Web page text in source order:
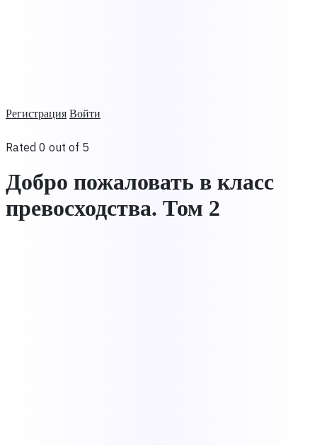
Регистрация Войти
Rated 0 out of 5
Добро пожаловать в класс
превосходства. Том 2